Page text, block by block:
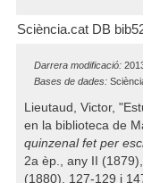
Sciència.cat DB
Darrera modificació:
Bases de dades:
Lieutaud, Victor,
en la biblioteca de
quinzenal fet per
2a èp., any II
(1880), 127-129 i